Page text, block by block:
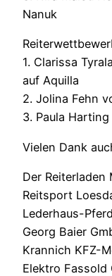
Nanuk
1. Clarissa
auf Aquilla
2. Jolina Fehn
3. Paula
Vielen Dank
Der Reiterladen
Reitsport
Lederhaus-
Georg Baier
Krannich KFZ-
Elektro Fassold